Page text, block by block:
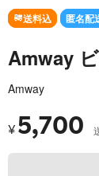
送料込 匿名配
Amway
Amway
¥ 5,700